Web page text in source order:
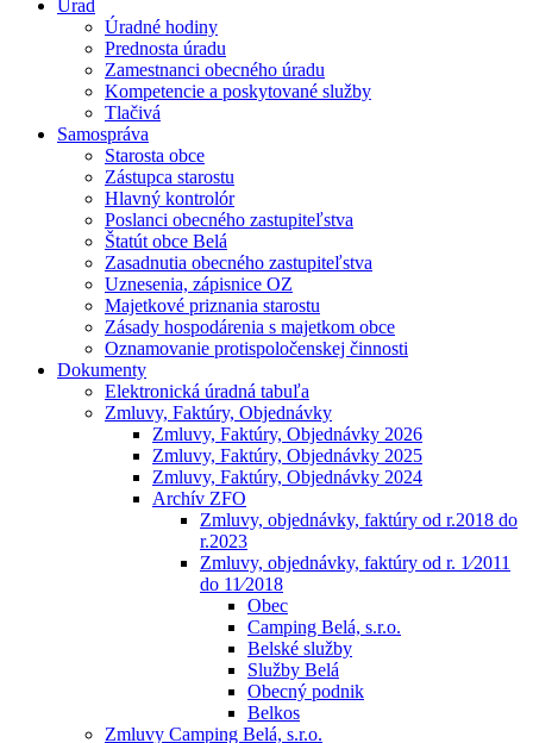
Úrad
Úradné hodiny
Prednosta úradu
Zamestnanci obecného úradu
Kompetencie a poskytované služby
Tlačivá
Samospráva
Starosta obce
Zástupca starostu
Hlavný kontrolór
Poslanci obecného zastupiteľstva
Štatút obce Belá
Zasadnutia obecného zastupiteľstva
Uznesenia, zápisnice OZ
Majetkové priznania starostu
Zásady hospodárenia s majetkom obce
Oznamovanie protispoločenskej činnosti
Dokumenty
Elektronická úradná tabuľa
Zmluvy, Faktúry, Objednávky
Zmluvy, Faktúry, Objednávky 2026
Zmluvy, Faktúry, Objednávky 2025
Zmluvy, Faktúry, Objednávky 2024
Archív ZFO
Zmluvy, objednávky, faktúry od r.2018 do
r.2023
Zmluvy, objednávky, faktúry od r. 1⁄2011
do 11⁄2018
Obec
Camping Belá, s.r.o.
Belské služby
Služby Belá
Obecný podnik
Belkos
Zmluvy Camping Belá, s.r.o.